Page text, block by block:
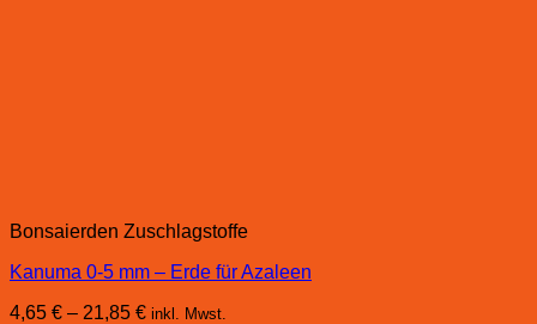
Bonsaierden Zuschlagstoffe
Kanuma 0-5 mm – Erde für Azaleen
4,65 € – 21,85 € inkl. Mwst.